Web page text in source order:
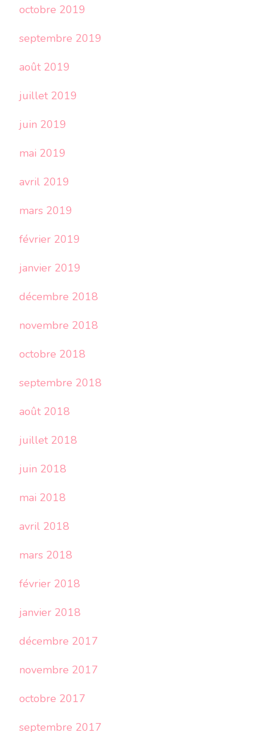
octobre 2019
septembre 2019
août 2019
juillet 2019
juin 2019
mai 2019
avril 2019
mars 2019
février 2019
janvier 2019
décembre 2018
novembre 2018
octobre 2018
septembre 2018
août 2018
juillet 2018
juin 2018
mai 2018
avril 2018
mars 2018
février 2018
janvier 2018
décembre 2017
novembre 2017
octobre 2017
septembre 2017